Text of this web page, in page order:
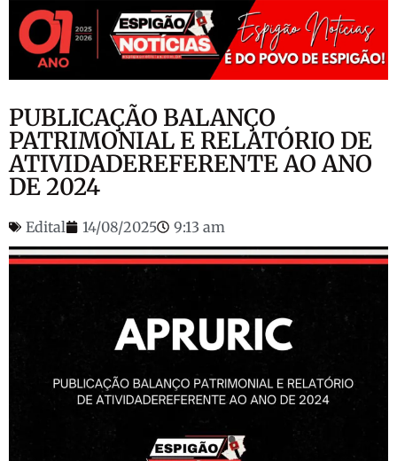
PUBLICAÇÃO BALANÇO
PATRIMONIAL E RELATÓRIO DE
ATIVIDADEREFERENTE AO ANO
DE 2024
Edital 14/08/2025 9:13 am